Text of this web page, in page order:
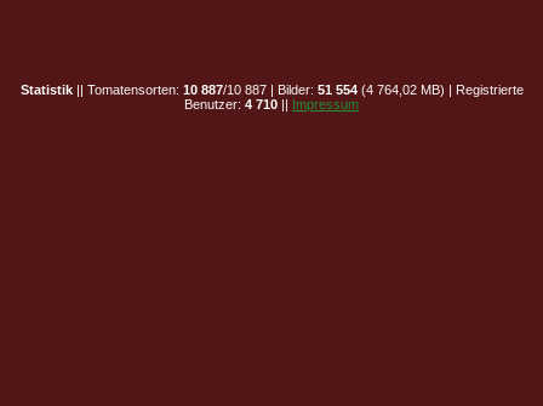
Statistik|| Tomatensorten: 10 887/10 887 | Bilder: 51 554(4 764,02 MB) | Registrierte
Benutzer: 4 710 || Impressum